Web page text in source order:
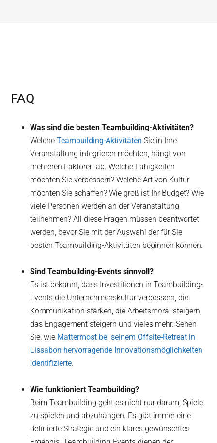
FAQ
Was sind die besten Teambuilding-Aktivitäten?
WelcheTeambuilding-Aktivitäten Sie in Ihre
Veranstaltung integrieren möchten, hängt von
mehreren Faktoren ab. Welche Fähigkeiten
möchten Sie verbessern? Welche Art von Kultur
möchten Sie schaffen? Wie groß ist Ihr Budget? Wie
viele Personen werden an der Veranstaltung
teilnehmen? All diese Fragen müssen beantwortet
werden, bevor Sie mit der Auswahl der für Sie
besten Teambuilding-Aktivitäten beginnen können.
Sind Teambuilding-Events sinnvoll?
Es ist bekannt, dass Investitionen in Teambuilding-
Events die Unternehmenskultur verbessern, die
Kommunikation stärken, die Arbeitsmoral steigern,
das Engagement steigern und vieles mehr. Sehen
Sie, wie Mattermost bei seinem Offsite-Retreat in
Lissabon hervorragende Innovationsmöglichkeiten
identifizierte.
Wie funktioniert Teambuilding?
Beim Teambuilding geht es nicht nur darum, Spiele
zu spielen und abzuhängen. Es gibt immer eine
definierte Strategie und ein klares gewünschtes